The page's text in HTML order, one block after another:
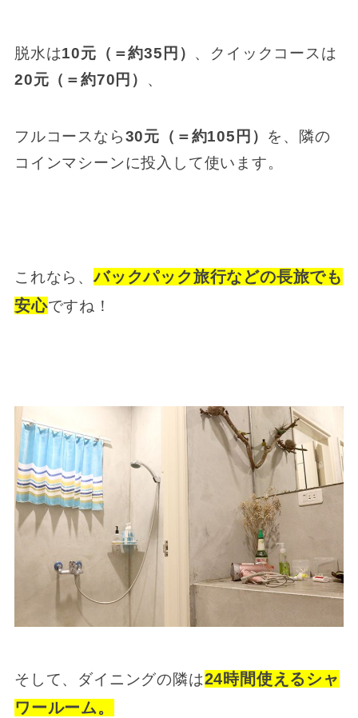
脱水は10元（＝約35円） 、クイックコースは
20元（＝約70円） 、
フルコースなら30元（＝約105円） を、隣の
コインマシーンに投入して使います。
これなら、バックパック旅行などの長旅でも
安心ですね！
そして、ダイニングの隣は24時間使えるシャ
ワールーム。